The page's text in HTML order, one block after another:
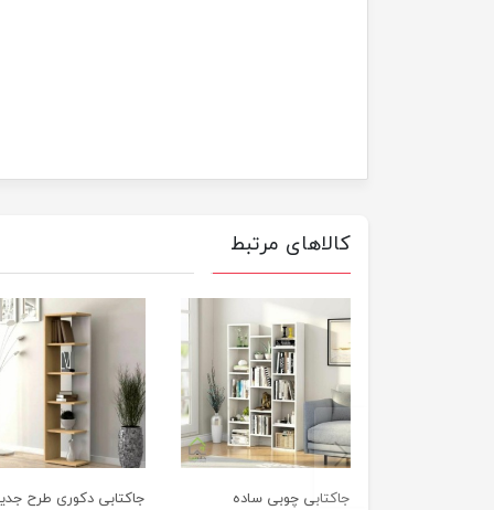
کالاهای مرتبط
جاکتابی چوبی ساده جاکتابی دکوری طرح
previus